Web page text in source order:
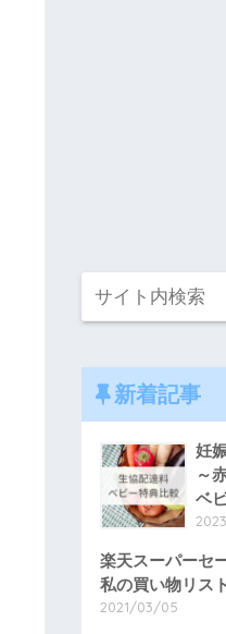
新着記事
妊
～
ベ
楽天スーパーセ
私の買い物リス
2021/03/05